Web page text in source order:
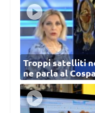
Troppi satelliti
ne parla al